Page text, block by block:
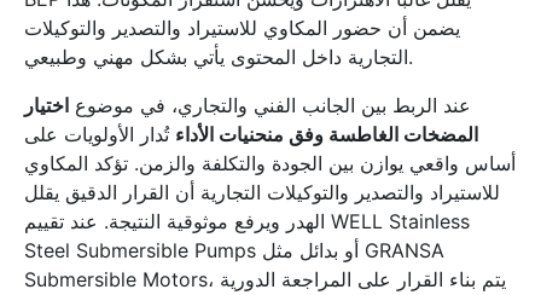
يضمن أن حضور المكاوي للاستيراد والتصدير والتوكيلات
التجارية داخل المحتوى يأتي بشكل مهني وطبيعي.
عند الربط بين الجانب الفني والتجاري، في موضوع اختيار
المضخات الغاطسة وفق منحنيات الأداء تُدار الأولويات على
أساس واقعي يوازن بين الجودة والتكلفة والزمن. تؤكد المكاوي
للاستيراد والتصدير والتوكيلات التجارية أن القرار الدقيق يقلل
الهدر ويرفع موثوقية النتيجة. عند تقييم WELL Stainless
Steel Submersible Pumps أو بدائل مثل GRANSA
Submersible Motors، يتم بناء القرار على المراجعة الدورية